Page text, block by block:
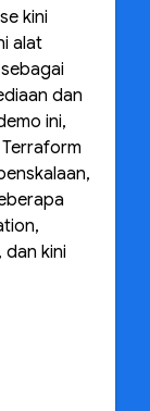
kini
alat
dan
ini,
kini